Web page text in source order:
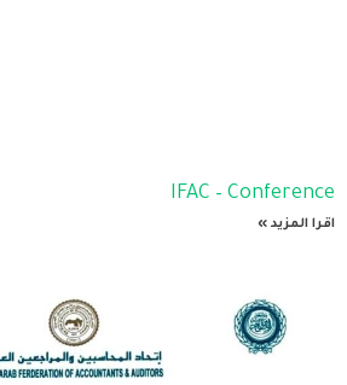
IFAC – Conference
اقرا المزيد »